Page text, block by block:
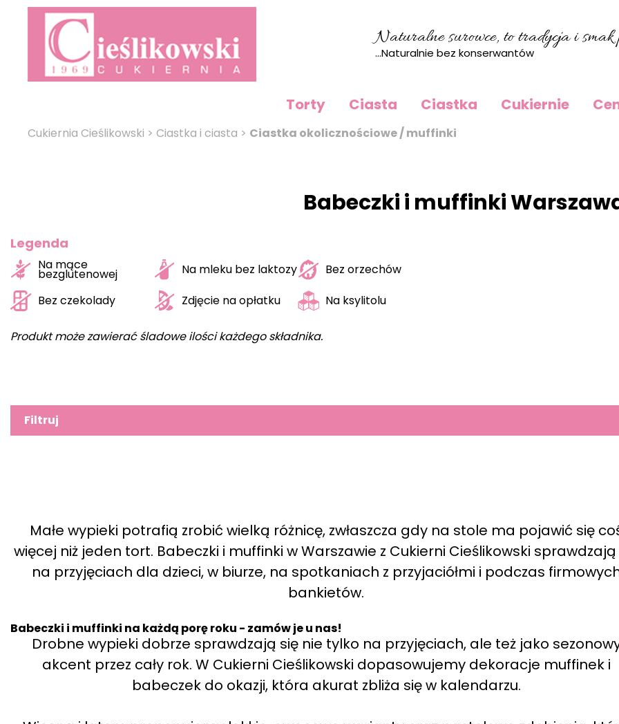
Naturalne surowce, to tradycja i smak
...Naturalnie bez konserwantów
Torty Ciasta Ciastka Cukiernie
Cukiernia Cieślikowski > Ciastka i ciasta > Ciastka okolicznościowe / muffinki
Babeczki i muffinki
Legenda
Na mące
bezglutenowej Na mleku bez laktozy
Bez orzechów
Bez czekolady
Zdjęcie na opłatku Na ksylitolu
Produkt może zawierać śladowe ilości każdego składnika.
Filtruj
Małe wypieki potrafią zrobić wielką różnicę, zwłaszcza gdy na stole ma pojawić się
więcej niż jeden tort. Babeczki i muffinki w Warszawie z Cukierni Cieślikowski sprawdzają
na przyjęciach dla dzieci, w biurze, na spotkaniach z przyjaciółmi i podczas
bankietów.
Babeczki i muffinki na każdą porę roku - zamów je u nas!
Drobne wypieki dobrze sprawdzają się nie tylko na przyjęciach, ale też jako
akcent przez cały rok. W Cukierni Cieślikowski dopasowujemy dekoracje muffinek i
babeczek do okazji, która akurat zbliża się w kalendarzu.